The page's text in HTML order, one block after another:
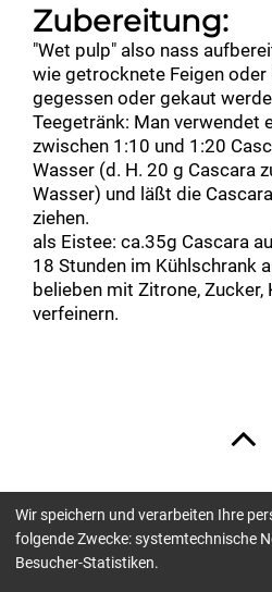
Zubereitung:
"Wet pulp" also nass
wie getrocknete Feigen
gegessen oder gekaut
Teegetränk: Man verwendet
zwischen 1:10 und 1:20
Wasser (d. H. 20 g Cascara
Wasser) und läßt die
ziehen.
als Eistee: ca.35g Cascara
18 Stunden im Kühlschrank
belieben mit Zitrone, Zucker,
verfeinern.
Unsere
Wir speichern und verarbeiten Ihre
folgende Zwecke: systemtechnische
Besucher-Statistiken.